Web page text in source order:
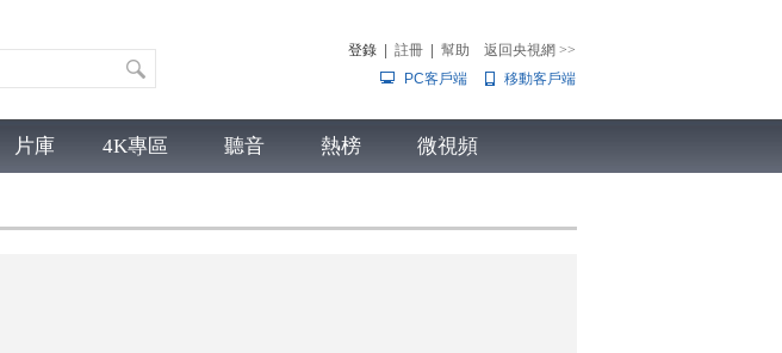
登錄 註冊 幫助 返回央視網 >>
PC客戶端
移動客戶端
片庫 4K專區 聽音 熱榜 微視頻